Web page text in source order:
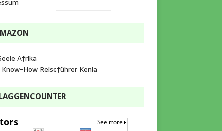
Afrika
Know-How Reiseführer Kenia